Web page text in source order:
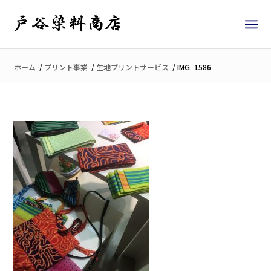
ホーム / プリント事業 / 生地プリントサービス / IMG_1586